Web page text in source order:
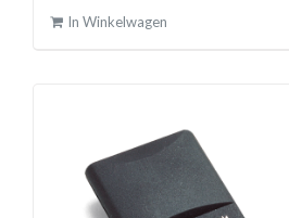
In Winkelwagen